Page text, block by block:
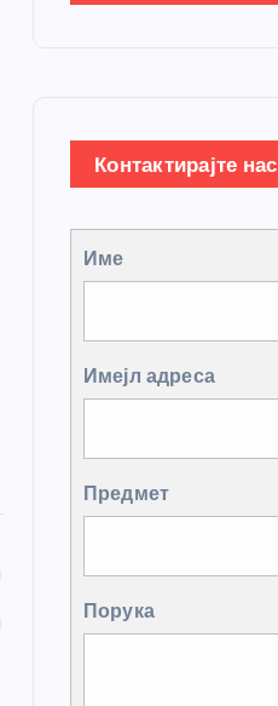
Контактирајте нас
Име
Имејл адреса
Предмет
Порука